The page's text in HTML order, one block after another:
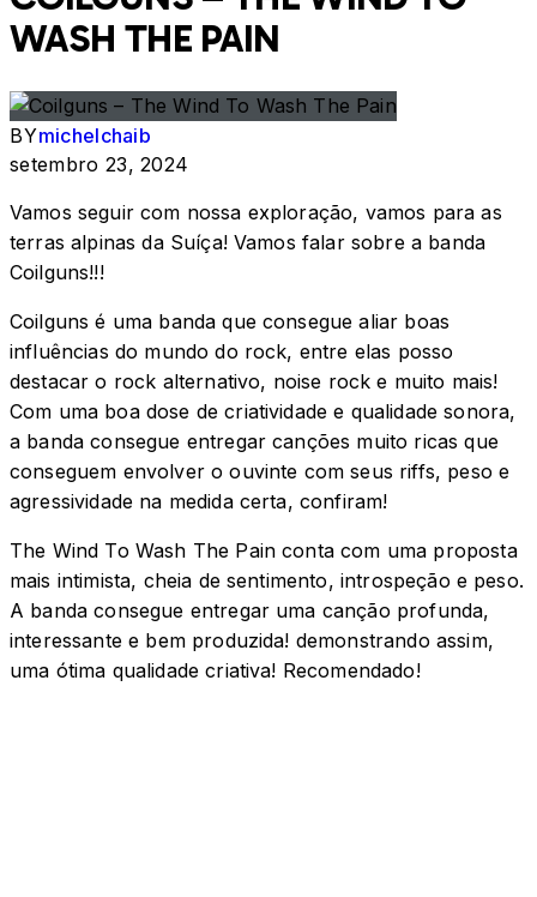
WASH THE PAIN
BYmichelchaib
setembro 23, 2024
Vamos seguir com nossa exploração, vamos para as
terras alpinas da Suíça! Vamos falar sobre a banda
Coilguns!!!
Coilguns é uma banda que consegue aliar boas
influências do mundo do rock, entre elas posso
destacar o rock alternativo, noise rock e muito mais!
Com uma boa dose de criatividade e qualidade sonora,
a banda consegue entregar canções muito ricas que
conseguem envolver o ouvinte com seus riffs, peso e
agressividade na medida certa, confiram!
The Wind To Wash The Pain conta com uma proposta
mais intimista, cheia de sentimento, introspeção e peso.
A banda consegue entregar uma canção profunda,
interessante e bem produzida! demonstrando assim,
uma ótima qualidade criativa! Recomendado!